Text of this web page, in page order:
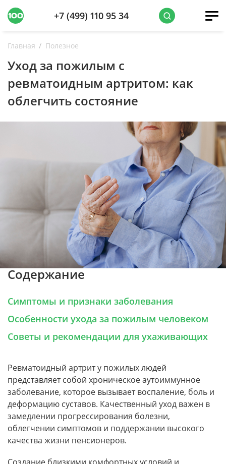
+7 (499) 110 95 34
Главная Полезное
Уход за пожилым с
ревматоидным артритом: как
облегчить состояние
Содержание
Симптомы и признаки заболевания
Особенности ухода за пожилым человеком
Советы и рекомендации для ухаживающих
Ревматоидный артрит у пожилых людей
представляет собой хроническое аутоиммунное
заболевание, которое вызывает воспаление, боль и
деформацию суставов. Качественный уход важен в
замедлении прогрессирования болезни,
облегчении симптомов и поддержании высокого
качества жизни пенсионеров.
Создание близкими комфортных условий и